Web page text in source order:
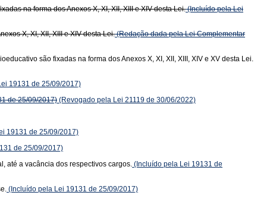
na forma dos Anexos X, XI, XII, XIII e XIV desta Lei.(Incluído pela Lei
X, XI, XII, XIII e XIV desta Lei.(Redação dada pela Lei Complementar
são fixadas na forma dos Anexos X, XI, XII, XIII, XIV e XV desta Lei.
19131 de 25/09/2017)
de 25/09/2017) (Revogado pela Lei 21119 de 30/06/2022)
19131 de 25/09/2017)
de 25/09/2017)
até a vacância dos respectivos cargos. (Incluído pela Lei 19131 de
(Incluído pela Lei 19131 de 25/09/2017)